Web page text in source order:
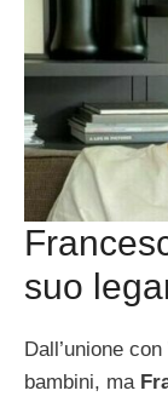
suo
Dall’unione
bambini, ma